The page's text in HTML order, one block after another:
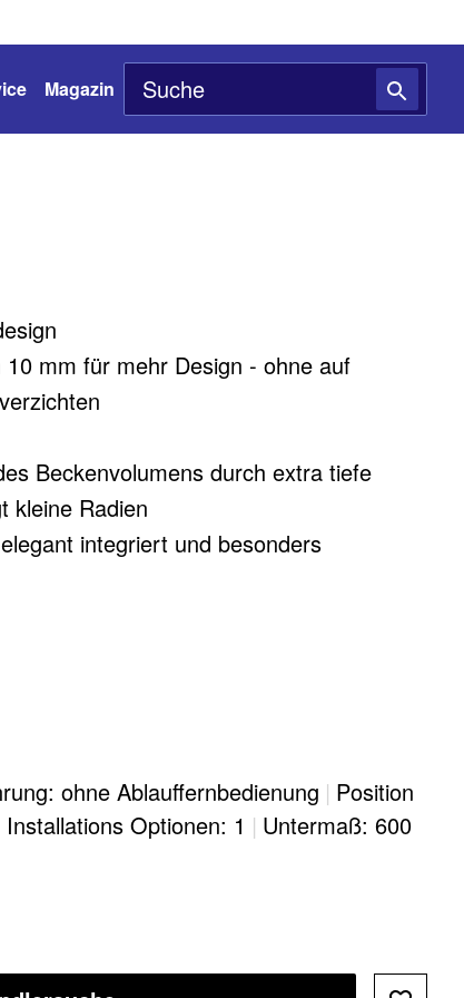
Magazin
mm für mehr Design - ohne auf
Beckenvolumens durch extra tiefe
kleine Radien
integriert und besonders
ohne Ablauffernbedienung | Position
Installations Optionen: 1 | Untermaß: 600